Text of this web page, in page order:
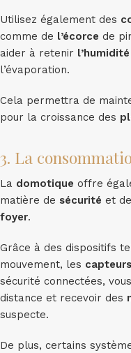
Utilisez également des
comme de l’écorce de
aider à retenir l’humidité
l’évaporation.
Cela permettra de
pour la croissance des
3. La
La domotique offre
matière de sécurité et de
foyer.
Grâce à des dispositifs
mouvement, les capteurs
sécurité connectées,
distance et recevoir des
suspecte.
De plus, certains